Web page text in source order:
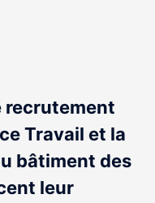
recrutement
Travail et la
bâtiment des
leur